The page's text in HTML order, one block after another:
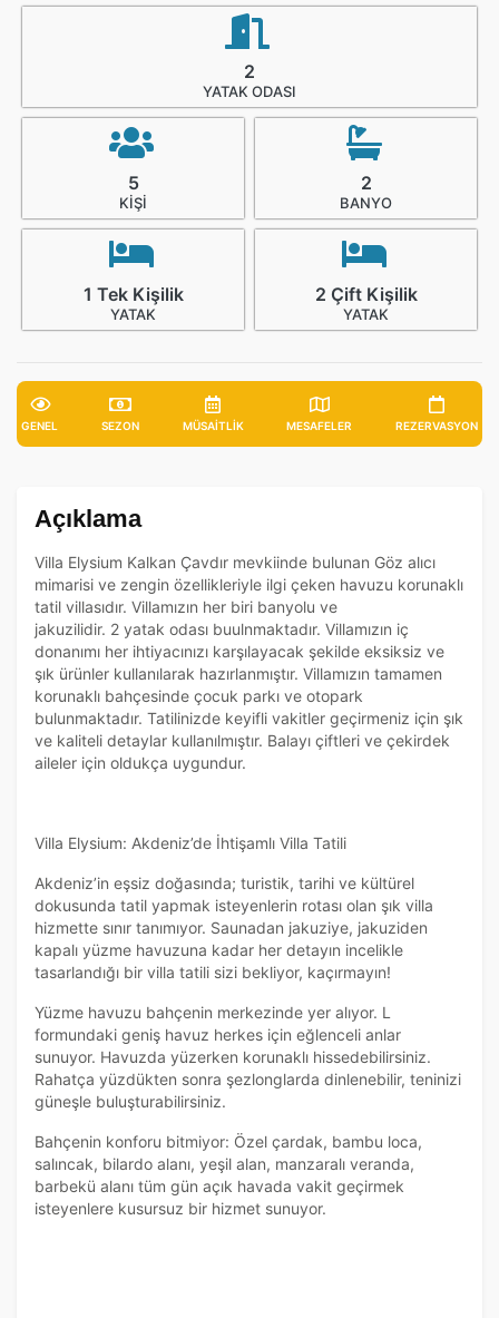
2
YATAK ODASI
5
KIŞI
2
BANYO
1 Tek Kişilik
YATAK
2 Çift Kişilik
YATAK
GENEL SEZON MÜSAITLIK MESAFELER REZERVASYON
Açıklama
Villa Elysium Kalkan Çavdır mevkiinde bulunan Göz alıcı
mimarisi ve zengin özellikleriyle ilgi çeken havuzu korunaklı
tatil villasıdır. Villamızın her biri banyolu ve
jakuzilidir. 2 yatak odası buulnmaktadır. Villamızın iç
donanımı her ihtiyacınızı karşılayacak şekilde eksiksiz ve
şık ürünler kullanılarak hazırlanmıştır. Villamızın tamamen
korunaklı bahçesinde çocuk parkı ve otopark
bulunmaktadır. Tatilinizde keyifli vakitler geçirmeniz için şık
ve kaliteli detaylar kullanılmıştır. Balayı çiftleri ve çekirdek
aileler için oldukça uygundur.
Villa Elysium: Akdeniz’de İhtişamlı Villa Tatili
Akdeniz’in eşsiz doğasında; turistik, tarihi ve kültürel
dokusunda tatil yapmak isteyenlerin rotası olan şık villa
hizmette sınır tanımıyor. Saunadan jakuziye, jakuziden
kapalı yüzme havuzuna kadar her detayın incelikle
tasarlandığı bir villa tatili sizi bekliyor, kaçırmayın!
Yüzme havuzu bahçenin merkezinde yer alıyor. L
formundaki geniş havuz herkes için eğlenceli anlar
sunuyor. Havuzda yüzerken korunaklı hissedebilirsiniz.
Rahatça yüzdükten sonra şezlonglarda dinlenebilir, teninizi
güneşle buluşturabilirsiniz.
Bahçenin konforu bitmiyor: Özel çardak, bambu loca,
salıncak, bilardo alanı, yeşil alan, manzaralı veranda,
barbekü alanı tüm gün açık havada vakit geçirmek
isteyenlere kusursuz bir hizmet sunuyor.